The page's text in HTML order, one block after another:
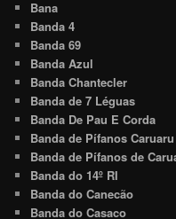
Bana
Banda 4
Banda 69
Banda Azul
Banda Chantecler
Banda de 7 Léguas
Banda De Pau E Corda
Banda de Pífanos Caruaru
Banda de Pífanos de
Banda do 14º RI
Banda do Canecão
Banda do Casaco